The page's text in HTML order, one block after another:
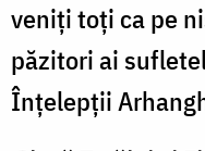
veniţi toţi ca pe
păzitori ai
Înţelepţii